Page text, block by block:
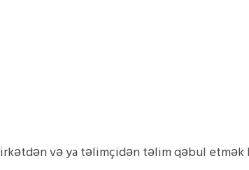
və ya təlimçidən təlim qəbul